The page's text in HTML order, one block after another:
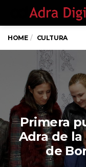
HOME CULTURA
Primera
Adra de
de